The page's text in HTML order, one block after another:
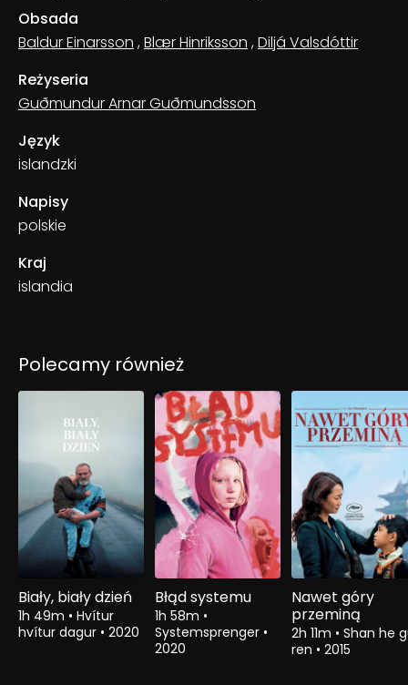
Obsada
Baldur Einarsson ,Blær Hinriksson ,Diljá Valsdóttir
Reżyseria
Guðmundur Arnar Guðmundsson
Język
islandzki
Napisy
polskie
Kraj
islandia
Polecamy również
Biały, biały dzień
1h 49m • Hvítur
hvítur dagur • 2020
Błąd systemu
1h 58m •
Systemsprenger •
2020
Nawet góry
przeminą
2h 11m • Shan he
ren • 2015